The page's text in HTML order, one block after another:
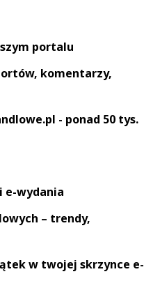
portalu
komentarzy,
- ponad 50 tys.
e-wydania
– trendy,
w twojej skrzynce e-